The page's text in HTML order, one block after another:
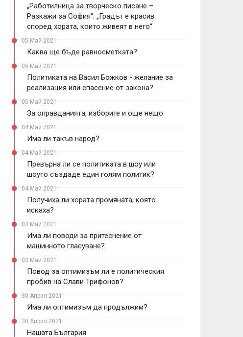
„Работилница за творческо писане –
Разкажи за София“: „Градът е красив
според хората, които живеят в него“
05 Май 2021
Каква ще бъде равносметката?
05 Май 2021
Политиката на Васил Божков - желание за
реализация или спасение от закона?
05 Май 2021
За оправданията, изборите и още нещо
04 Май 2021
Има ли такъв народ?
04 Май 2021
Превърна ли се политиката в шоу или
шоуто създаде един голям политик?
04 Май 2021
Получиха ли хората промяната, която
искаха?
03 Май 2021
Има ли поводи за притеснение от
машинното гласуване?
03 Май 2021
Повод за оптимизъм ли е политическия
пробив на Слави Трифонов?
30 Април 2021
Има ли оптимизъм да продължим?
30 Април 2021
Нашата България